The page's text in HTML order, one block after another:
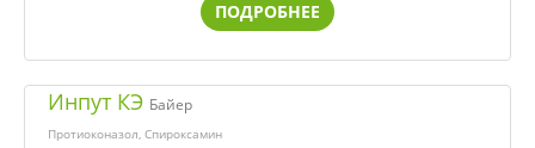
ПОДРОБНЕЕ
Инпут КЭ Байер
Протиоконазол, Спироксамин